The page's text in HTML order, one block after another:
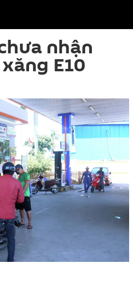
nhận
E10